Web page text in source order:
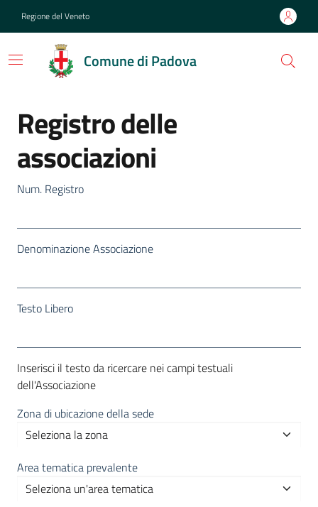
Regione del Veneto
Comune di Padova
Registro delle
associazioni
Num. Registro
Denominazione Associazione
Testo Libero
Inserisci il testo da ricercare nei campi testuali
dell'Associazione
Zona di ubicazione della sede
Area tematica prevalente